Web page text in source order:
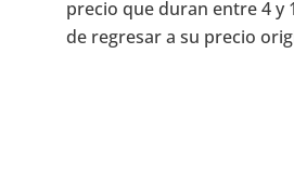
precio que duran entre 4 y
de regresar a su precio